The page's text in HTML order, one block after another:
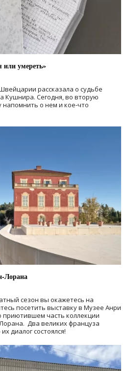
умереть»
рассказала о судьбе
Кушнира. Сегодня, во вторую
напомнить о нем и кое-что
Лорана
сезон вы окажетесь на
посетить выставку в Музее Анри
часть коллекции
Два великих француза
диалог состоялся!